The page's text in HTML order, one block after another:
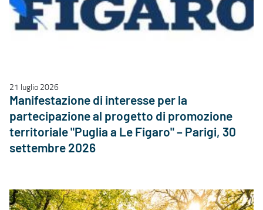
21 luglio 2026
Manifestazione di interesse per la
partecipazione al progetto di promozione
territoriale "Puglia a Le Figaro" – Parigi, 30
settembre 2026